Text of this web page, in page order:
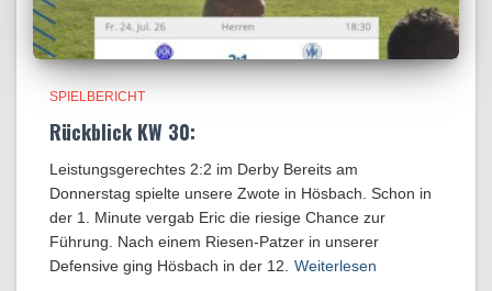
SPIELBERICHT
Rückblick KW 30:
Leistungsgerechtes 2:2 im Derby Bereits am
Donnerstag spielte unsere Zwote in Hösbach. Schon in
der 1. Minute vergab Eric die riesige Chance zur
Führung. Nach einem Riesen-Patzer in unserer
Defensive ging Hösbach in der 12.
Weiterlesen